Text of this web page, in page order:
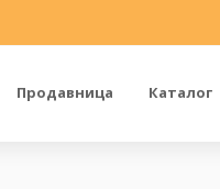
Продавница Каталог